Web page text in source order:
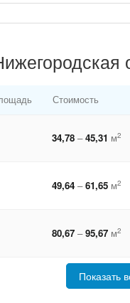
Стоимость
34,78 –45,31 м2
49,64 –61,65 м2
80,67 –95,67 м2
Показать